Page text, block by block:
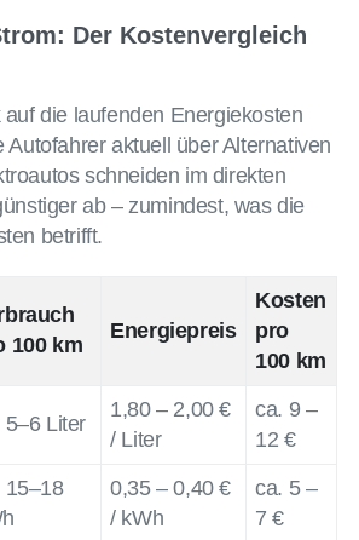
Der Kostenvergleich
die laufenden Energiekosten
Autofahrer aktuell über Alternativen
schneiden im direkten
ab – zumindest, was die
betrifft.
100 km
Energiepreis
Kosten
pro
100 km
5–6 Liter
1,80 – 2,00 €
/ Liter
ca. 9 –
12 €
15–18
0,35 – 0,40 €
/ kWh
ca. 5 –
7 €